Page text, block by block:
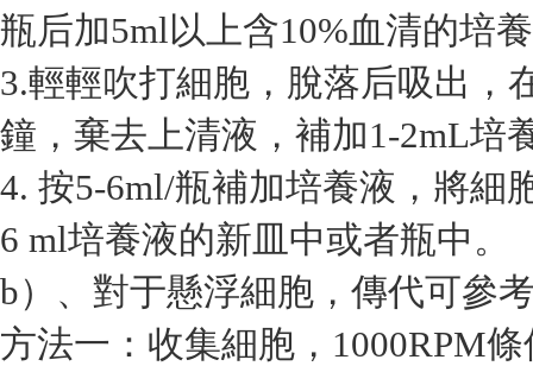
瓶后加5ml以上含10%血清的培
3.輕輕吹打細胞，脫落后吸出，
鐘，棄去上清液，補加1-2mL培
4. 按5-6ml/瓶補加培養液，將細
6 ml培養液的新皿中或者瓶中。
b）、對于懸浮細胞，傳代可參
方法一：收集細胞，1000RPM